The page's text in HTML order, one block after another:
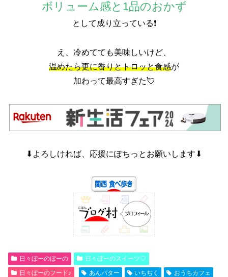
ボリューム感と1品のおかず
として成り立っている❗
え、冷めてても美味しいけど、
温めたら更に香りとトロッと食感が
加わって最高すぎた💘
⬇よろしければ、応援にぽちっとお願いします⬇
日々ぼーのぼーの
日々ぼーのスイーツ♡
日々ぼーのフード♪
あんバター いちぢく
おうちカフェ